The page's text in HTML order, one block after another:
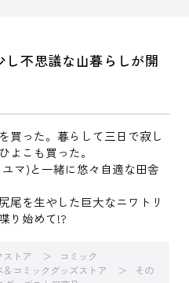
不思議な山暮らしが開
買った。暮らして三日で寂し
よこも買った。
マ)と一緒に悠々自適な田舎
尾を生やした巨大なニワトリ
り始めて!?
ストア
コミック
＆コミックグッズストア
その